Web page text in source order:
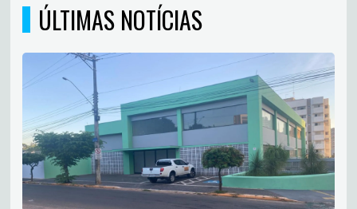
ÚLTIMAS NOTÍCIAS